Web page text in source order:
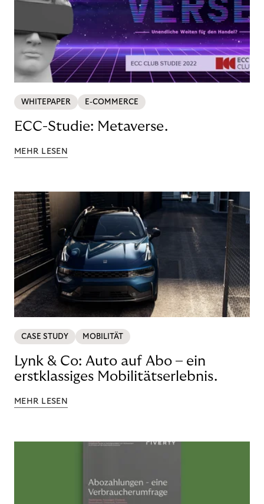
WHITEPAPER E-COMMERCE
ECC-Studie: Metaverse.
MEHR LESEN
CASE STUDY MOBILITÄT
Lynk & Co: Auto auf Abo – ein
erstklassiges Mobilitätserlebnis.
MEHR LESEN